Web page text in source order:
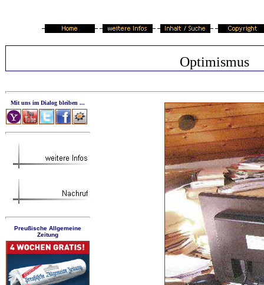
Optimismus
Mit uns im Dialog bleiben ...
Preußische Allgemeine
Zeitung